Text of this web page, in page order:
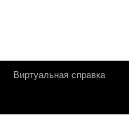
Виртуальная справка